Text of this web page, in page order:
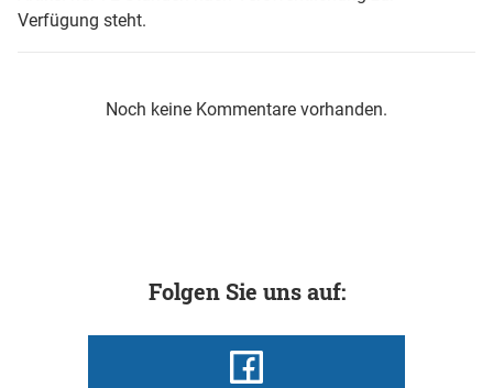
Verfügung steht.
Noch keine Kommentare vorhanden.
Folgen Sie uns auf: